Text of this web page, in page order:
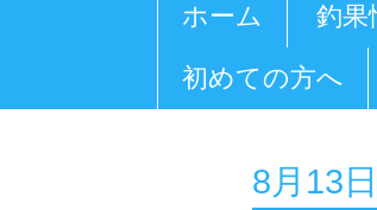
ツ
ホーム 釣果
初めての方へ
8月13